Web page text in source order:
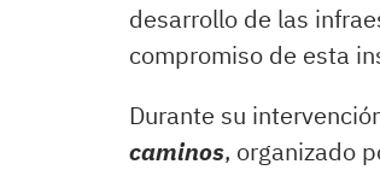
desarrollo de las
compromiso de esta
Durante su
caminos, organizado